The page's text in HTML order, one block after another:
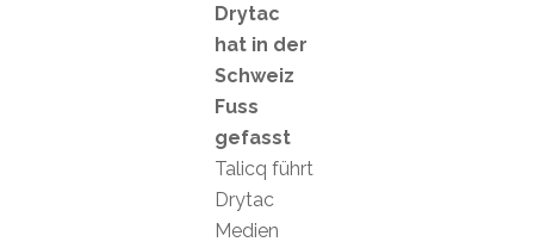
Drytac
hat in der
Schweiz
Fuss
gefasst
Talicq führt
Drytac
Medien